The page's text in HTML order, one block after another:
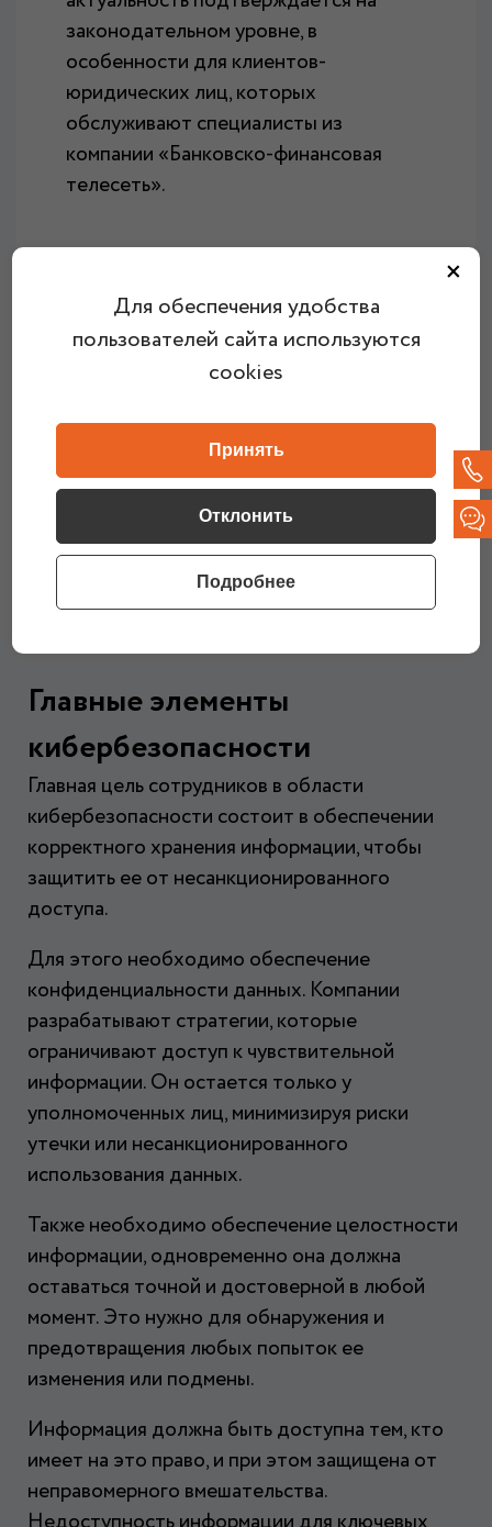
законодательном уровне, в
особенности для клиентов-
юридических лиц, которых
обслуживают специалисты из
компании «Банковско-финансовая
телесеть».
Главные элементы
кибербезопасности
Главная цель сотрудников в области
кибербезопасности состоит в обеспечении
корректного хранения информации, чтобы
защитить ее от несанкционированного
доступа.
Для этого необходимо обеспечение
конфиденциальности данных. Компании
разрабатывают стратегии, которые
ограничивают доступ к чувствительной
информации. Он остается только у
уполномоченных лиц, минимизируя риски
утечки или несанкционированного
использования данных.
Также необходимо обеспечение целостности
информации, одновременно она должна
оставаться точной и достоверной в любой
момент. Это нужно для обнаружения и
предотвращения любых попыток ее
изменения или подмены.
Информация должна быть доступна тем, кто
имеет на это право, и при этом защищена от
неправомерного вмешательства.
×
Для обеспечения удобства
пользователей сайта используются
cookies
Принять
Отклонить
Подробнее